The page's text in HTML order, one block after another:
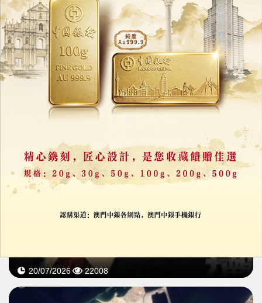
傳美擬派特戰隊強奪伊朗濃縮鈾
「史上最複雜軍事行動」曝光
28/07/2026 22562
20/07/2026 22008